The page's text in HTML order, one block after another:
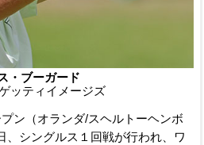
・ブーガード
ッティイメージズ
ン（オランダ/スヘルトーヘンボ
、シングルス１回戦が行われ、ワ